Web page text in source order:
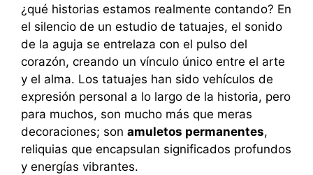
¿qué historias estamos realmente contando? En
el silencio de un estudio de tatuajes, el sonido
de la aguja se entrelaza con el pulso del
corazón, creando un vínculo único entre el arte
y el alma. Los tatuajes han sido vehículos de
expresión personal a lo largo de la historia, pero
para muchos, son mucho más que meras
decoraciones; son amuletos permanentes,
reliquias que encapsulan significados profundos
y energías vibrantes.